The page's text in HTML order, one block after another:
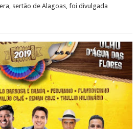
sertão de Alagoas, foi divulgada